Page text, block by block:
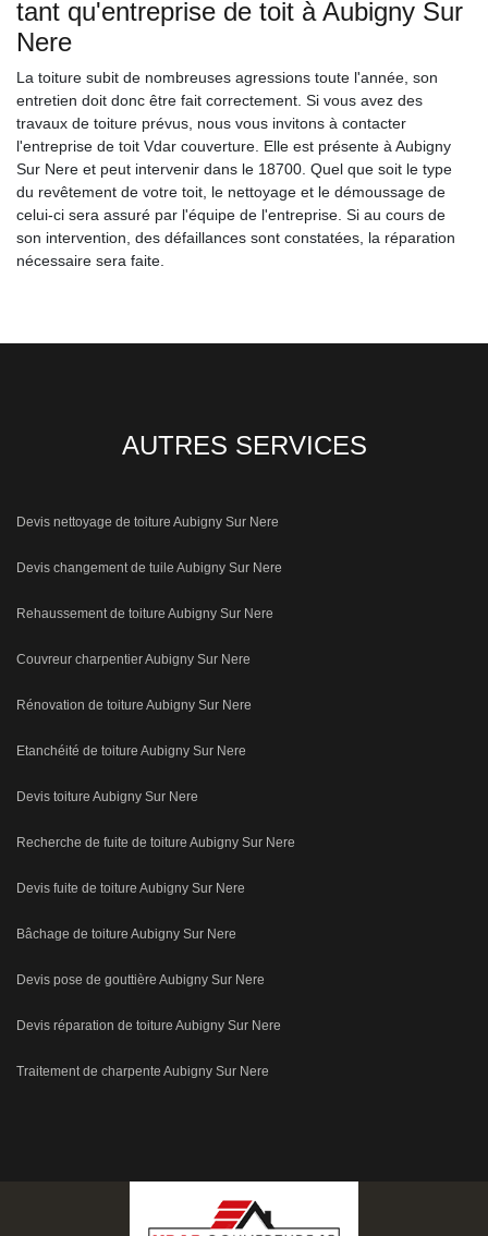
tant qu'entreprise de toit à Aubigny Sur
Nere
La toiture subit de nombreuses agressions toute l'année, son
entretien doit donc être fait correctement. Si vous avez des
travaux de toiture prévus, nous vous invitons à contacter
l'entreprise de toit Vdar couverture. Elle est présente à Aubigny
Sur Nere et peut intervenir dans le 18700. Quel que soit le type
du revêtement de votre toit, le nettoyage et le démoussage de
celui-ci sera assuré par l'équipe de l'entreprise. Si au cours de
son intervention, des défaillances sont constatées, la réparation
nécessaire sera faite.
AUTRES SERVICES
Devis nettoyage de toiture Aubigny Sur Nere
Devis changement de tuile Aubigny Sur Nere
Rehaussement de toiture Aubigny Sur Nere
Couvreur charpentier Aubigny Sur Nere
Rénovation de toiture Aubigny Sur Nere
Etanchéité de toiture Aubigny Sur Nere
Devis toiture Aubigny Sur Nere
Recherche de fuite de toiture Aubigny Sur Nere
Devis fuite de toiture Aubigny Sur Nere
Bâchage de toiture Aubigny Sur Nere
Devis pose de gouttière Aubigny Sur Nere
Devis réparation de toiture Aubigny Sur Nere
Traitement de charpente Aubigny Sur Nere